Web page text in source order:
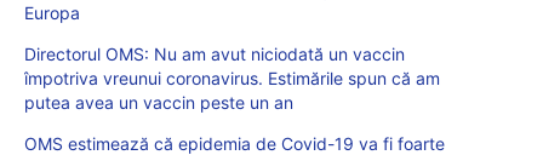
Europa
Directorul OMS: Nu am avut niciodată un vaccin
împotriva vreunui coronavirus. Estimările spun că am
putea avea un vaccin peste un an
OMS estimează că epidemia de Covid-19 va fi foarte